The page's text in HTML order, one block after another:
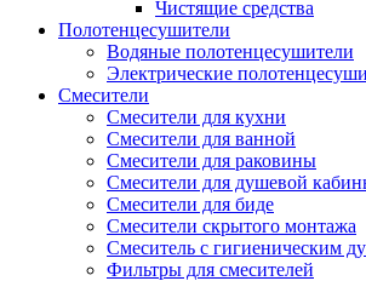
Чистящие средства
Полотенцесушители
Водяные полотенцесушители
Электрические
Смесители
Смесители для кухни
Смесители для ванной
Смесители для раковины
Смесители для душевой
Смесители для биде
Смесители скрытого монтажа
Смеситель с гигиеническим
Фильтры для смесителей